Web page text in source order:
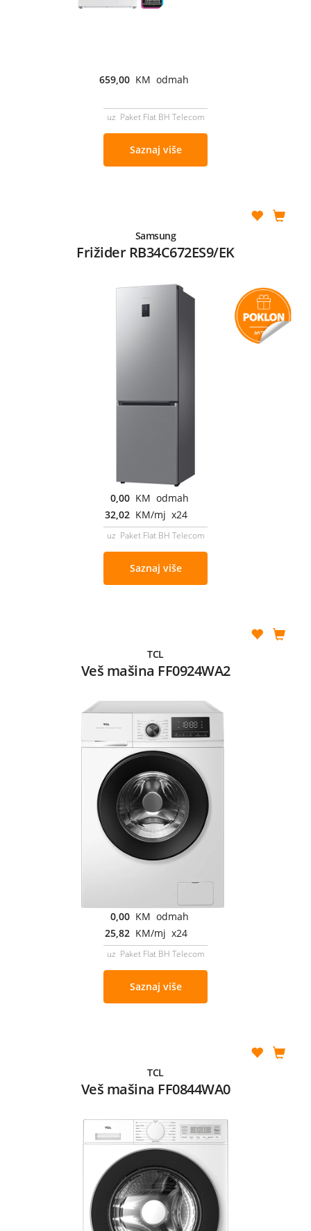
659,00 KM odmah
uz Paket Flat BH Telecom
Saznaj više
Samsung
Frižider RB34C672ES9/EK
0,00 KM odmah
32,02 KM/mj x24
uz Paket Flat BH Telecom
Saznaj više
TCL
Veš mašina FF0924WA2
0,00 KM odmah
25,82 KM/mj x24
uz Paket Flat BH Telecom
Saznaj više
TCL
Veš mašina FF0844WA0